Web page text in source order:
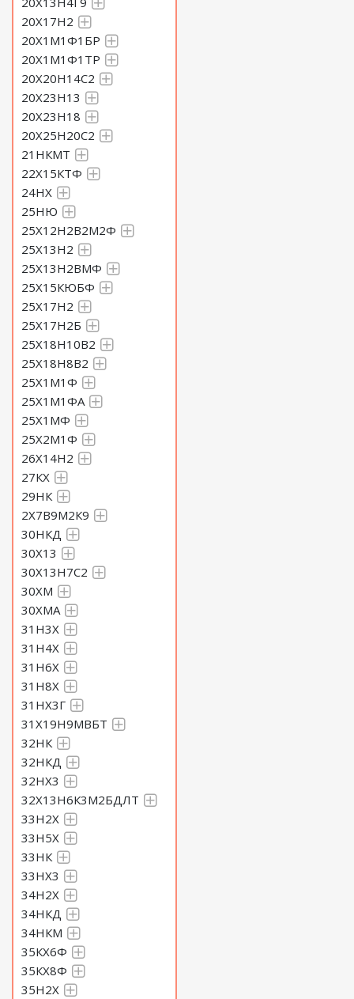
20Х17Н2
20Х1М1Ф1БР
20Х1М1Ф1ТР
20Х20Н14С2
20Х23Н13
20Х23Н18
20Х25Н20С2
21НКМТ
22Х15КТФ
24НХ
25НЮ
25Х12Н2В2М2Ф
25Х13Н2
25Х13Н2ВМФ
25Х15КЮБФ
25Х17Н2
25Х17Н2Б
25Х18Н10В2
25Х18Н8В2
25Х1М1Ф
25Х1М1ФА
25Х1МФ
25Х2М1Ф
26Х14Н2
27КХ
29НК
2Х7В9М2К9
30НКД
30Х13
30Х13Н7С2
30ХМ
30ХМА
31Н3Х
31Н4Х
31Н6Х
31Н8Х
31НХ3Г
31Х19Н9МВБТ
32НК
32НКД
32НХ3
32Х13Н6К3М2БДЛТ
33Н2Х
33Н5Х
33НК
33НХ3
34Н2Х
34НКД
34НКМ
35КХ6Ф
35КХ8Ф
35Н2Х